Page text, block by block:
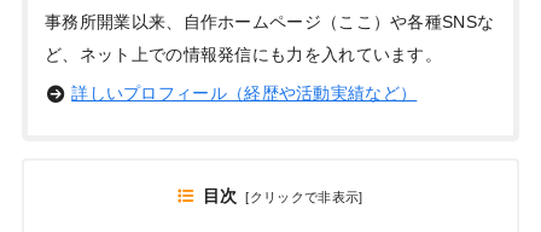
事務所開業以来、自作ホームページ（ここ）や各種SNSな
ど、ネット上での情報発信にも力を入れています。
詳しいプロフィール（経歴や活動実績など）
目次 [クリックで非表示]